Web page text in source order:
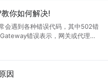
进行升级，暂时不可能进行访问
，让大家后续访问过程中更加顺
问界面升级通知怎么设置出现页
久访问页面，然后点击升级按
级的，如果手机不会自动升级的
问的页面。 页面访问升级出
你如何解决!
遇到各种错误代码，其中502错
错误表示，网关或代理服
，错误代码502是什么意思?错误
发生在文件太大或处理速度太慢
因